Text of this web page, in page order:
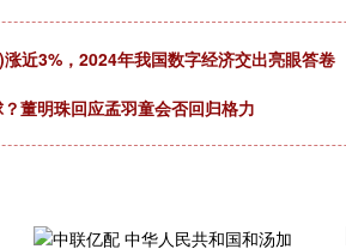
近3%，2024年我国数字经济交出亮眼答卷
董明珠回应孟羽童会否回归格力